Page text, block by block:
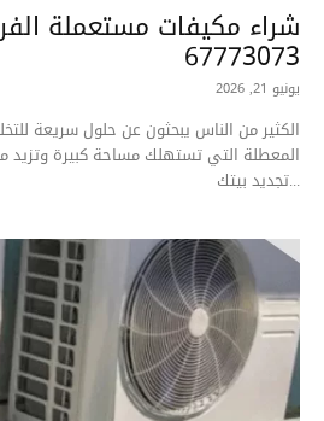
شراء مكيفات مستعملة
67773073
يونيو 21, 2026
الكثير من الناس يبحثون عن حلول سريعة
المعطلة التي تستهلك مساحة كبيرة وتزيد
تجديد بيتك...